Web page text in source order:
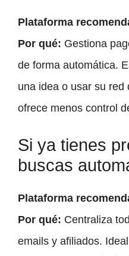
Plataforma
Por qué: Gestiona
de forma automática.
una idea o usar su red
ofrece menos control
Si ya tienes
buscas
Plataforma
Por qué: Centraliza
emails y afiliados.